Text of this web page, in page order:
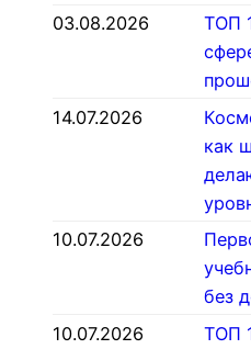
03.08.2026
ТОП
14.07.2026
как
10.07.2026
без
10.07.2026
ТОП